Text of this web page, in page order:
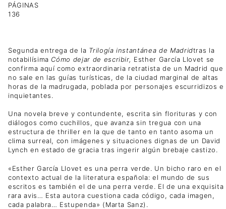
PÁGINAS
136
Segunda entrega de la Trilogía instantánea de Madridtras la
notabilísima Cómo dejar de escribir, Esther García Llovet se
confirma aquí como extraordinaria retratista de un Madrid que
no sale en las guías turísticas, de la ciudad marginal de altas
horas de la madrugada, poblada por personajes escurridizos e
inquietantes.
Una novela breve y contundente, escrita sin florituras y con
diálogos como cuchillos, que avanza sin tregua con una
estructura de thriller en la que de tanto en tanto asoma un
clima surreal, con imágenes y situaciones dignas de un David
Lynch en estado de gracia tras ingerir algún brebaje castizo.
«Esther García Llovet es una perra verde. Un bicho raro en el
contexto actual de la literatura española: el mundo de sus
escritos es también el de una perra verde. El de una exquisita
rara avis… Esta autora cuestiona cada código, cada imagen,
cada palabra… Estupenda» (Marta Sanz).